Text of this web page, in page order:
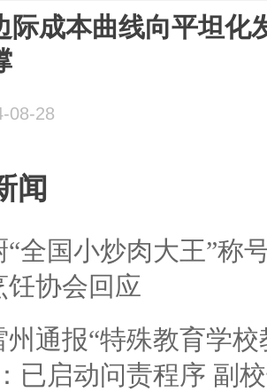
际成本曲线向平坦化
08-28
闻
“全国小炒肉大王”称
饪协会回应
州通报“特殊教育学
已启动问责程序 副